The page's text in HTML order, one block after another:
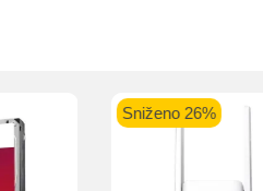
Sniženo 26%